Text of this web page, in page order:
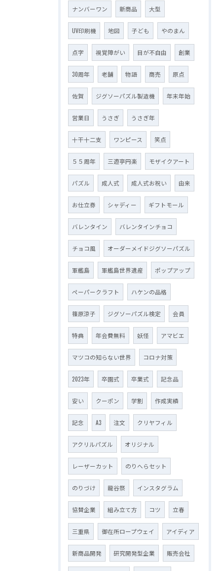
ナンバーワン 新商品 大型
UV印刷機 地図 子ども やのまん
点字 視覚障がい 目が不自由 創業
30周年 老舗 物語 商売 原点
佐賀 ジグソーパズル製造機 年末年始
営業日 うさぎ うさぎ年
十干十二支 ワンピース 笑点
５５周年 三遊亭円楽 モザイクアート
パズル 成人式 成人式お祝い 由来
お仕立券 シャディー ギフトモール
バレンタイン バレンタインチョコ
チョコ風 オーダーメイドジグソーパズル
軍艦島 軍艦島世界遺産 ポップアップ
ペーパークラフト ハケンの品格
篠原涼子 ジグソーパズル検定 会員
特典 年会費無料 妖怪 アマビエ
マツコの知らない世界 コロナ対策
2023年 卒園式 卒業式 記念品
安い クーポン 学割 作成実績
記念 A3 注文 クリヤフィル
アクリルパズル オリジナル
レーザーカット のりへらセット
のりづけ 龍谷祭 インスタグラム
協賛企業 組み立て方 コツ 立春
三重県 御在所ロープウェイ アイディア
新商品開発 研究開発型企業 販売会社